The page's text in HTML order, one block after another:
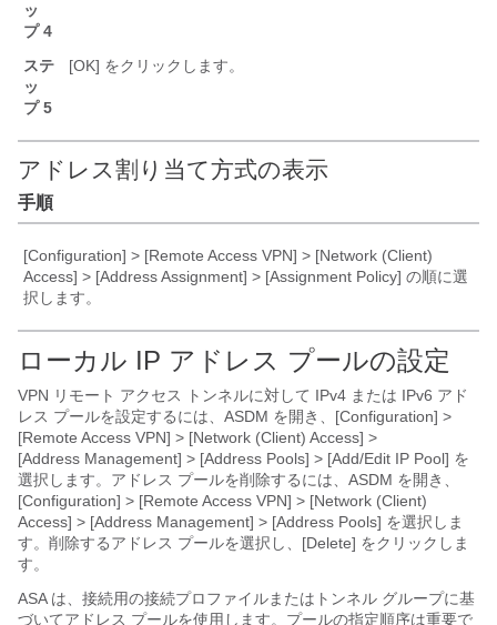
ッ
プ 4
ステ
ッ
プ 5
[OK] をクリックします。
アドレス割り当て方式の表示
手順
[Configuration] > [Remote Access VPN] > [Network (Client)
Access] > [Address Assignment] > [Assignment Policy] の順に選
択します。
ローカル IP アドレス プールの設定
VPN リモート アクセス トンネルに対して IPv4 または IPv6 アド
レス プールを設定するには、ASDM を開き、[Configuration] >
[Remote Access VPN] > [Network (Client) Access] >
[Address Management] > [Address Pools] > [Add/Edit IP Pool] を
選択します。アドレス プールを削除するには、ASDM を開き、
[Configuration] > [Remote Access VPN] > [Network (Client)
Access] > [Address Management] > [Address Pools] を選択しま
す。削除するアドレス プールを選択し、[Delete] をクリックしま
す。
ASA は、接続用の接続プロファイルまたはトンネル グループに基
づいてアドレス プールを使用します。プールの指定順序は重要で